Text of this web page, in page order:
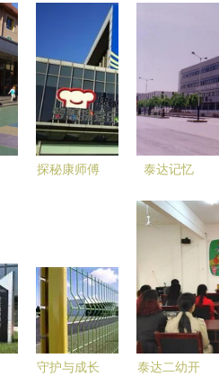
探秘康师傅
泰达记忆
达二幼的愉
快时光
守护与成长
泰达二幼开